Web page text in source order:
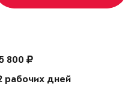
5 800
рабочих дней